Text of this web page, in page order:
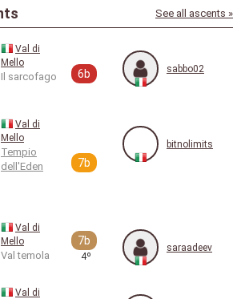
See all ascents »
Val di
Mello
Il sarcofago 6b sabbo02
Val di
Mello
Tempio
dell'Eden
7b
bitnolimits
Val di
Mello
Val temola
7b
4º
saraadeev
Val di